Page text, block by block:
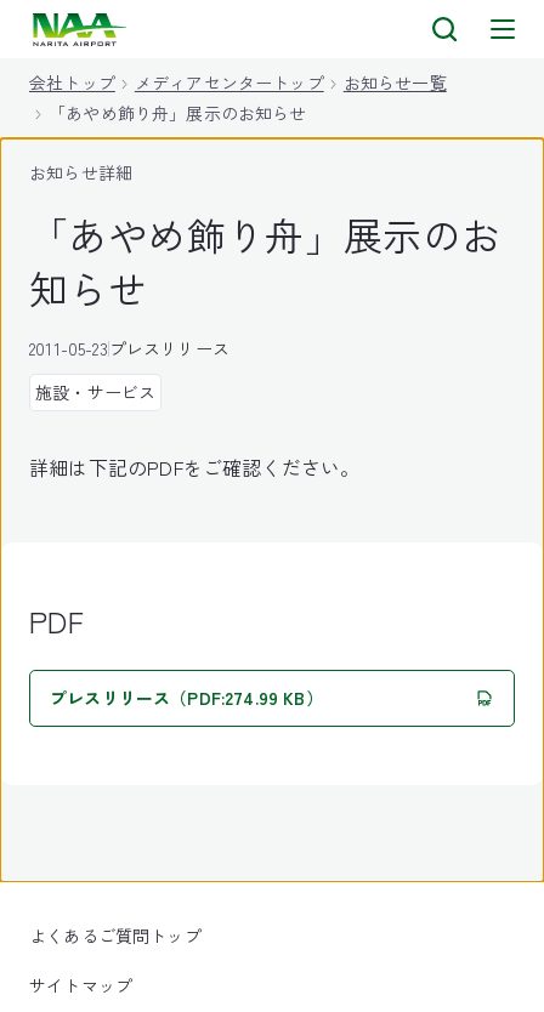
会社トップ メディアセンタートップ
お知らせ一覧
「あやめ飾り舟」展示のお知らせ
お知らせ詳細
「あやめ飾り舟」展示のお
知らせ
2011-05-23プレスリリース
施設・サービス
詳細は下記のPDFをご確認ください。
PDF
プレスリリース（PDF:274.99 KB）
よくあるご質問トップ
サイトマップ